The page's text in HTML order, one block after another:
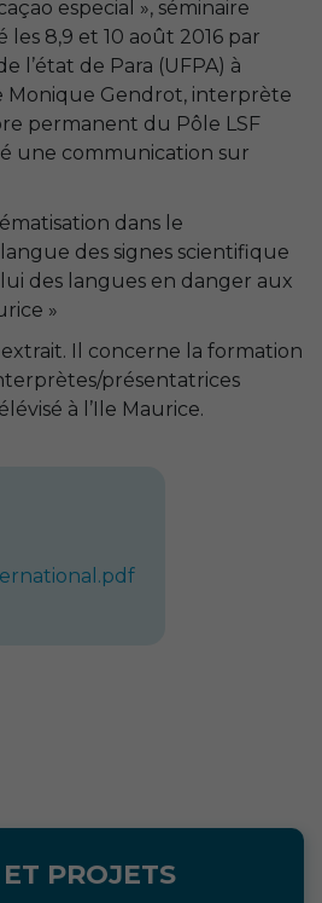
especial », séminaire
8,9 et 10 août 2016 par
l’état de Para (UFPA) à
Monique Gendrot, interprète
permanent du Pôle LSF
une communication sur
dans le
des signes scientifique
des langues en danger aux
»
Il concerne la formation
présentatrices
à l’Ile Maurice.
PROJETS